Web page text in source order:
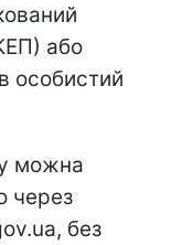
або
особистий
можна
через
без